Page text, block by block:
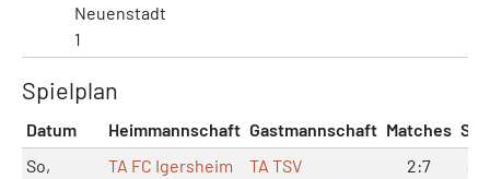
Neuenstadt
1
Spielplan
Datum Heimmannschaft Gastmannschaft Matches
So,
TA FC Igersheim
TA TSV
2:7